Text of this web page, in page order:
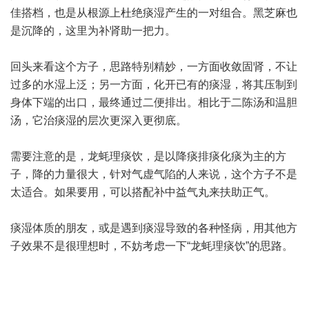
佳搭档，也是从根源上杜绝痰湿产生的一对组合。黑芝麻也
是沉降的，这里为补肾助一把力。
回头来看这个方子，思路特别精妙，一方面收敛固肾，不让
过多的水湿上泛；另一方面，化开已有的痰湿，将其压制到
身体下端的出口，最终通过二便排出。相比于二陈汤和温胆
汤，它治痰湿的层次更深入更彻底。
需要注意的是，龙蚝理痰饮，是以降痰排痰化痰为主的方
子，降的力量很大，针对气虚气陷的人来说，这个方子不是
太适合。如果要用，可以搭配补中益气丸来扶助正气。
痰湿体质的朋友，或是遇到痰湿导致的各种怪病，用其他方
子效果不是很理想时，不妨考虑一下“龙蚝理痰饮”的思路。